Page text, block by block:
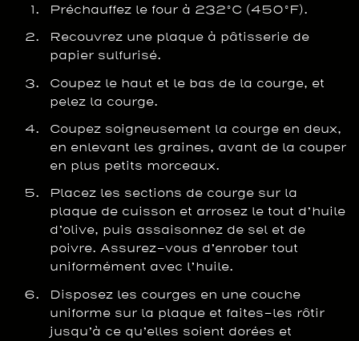
Préchauffez le four à 232°C (450°F).
Recouvrez une plaque à pâtisserie de
papier sulfurisé.
Coupez le haut et le bas de la courge, et
pelez la courge.
Coupez soigneusement la courge en deux,
en enlevant les graines, avant de la couper
en plus petits morceaux.
Placez les sections de courge sur la
plaque de cuisson et arrosez le tout d’huile
d’olive, puis assaisonnez de sel et de
poivre. Assurez-vous d’enrober tout
uniformément avec l’huile.
Disposez les courges en une couche
uniforme sur la plaque et faites-les rôtir
jusqu’à ce qu’elles soient dorées et